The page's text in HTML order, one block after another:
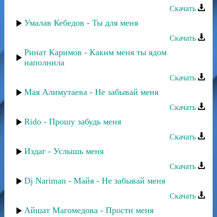
Скачать
Умалав Кебедов - Ты для меня
Скачать
Ринат Каримов - Каким меня ты ядом
наполнила
Скачать
Мая Алимутаева - Не забывай меня
Скачать
Rido - Прошу забудь меня
Скачать
Издаг - Услышь меня
Скачать
Dj Nariman - Майя - Не забывай меня
Скачать
Айшат Магомедова - Прости меня